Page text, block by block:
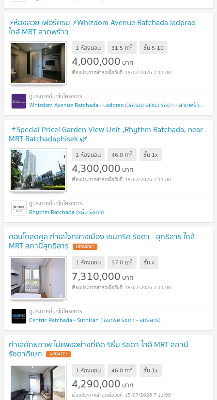
⚡ห้องสวย เฟอร์ครบ ⚡Whizdom Avenue Ratchada ladprao
ใกล้ MRT ลาดพร้าว
1 ห้องนอน 31.5 m2 ชั้น 5-10
4,000,000 บาท
15/07/2026 7:11:00
Whizdom Avenue Ratchada - Ladprao (วิซดอม อเวนิว รัชดา - ลาดพร้าว)
📌Special Price! Garden View Unit ,Rhythm Ratchada, near
MRT Ratchadaphisek 🌿
1 ห้องนอน 46.0 m2 ชั้น 1x
4,300,000 บาท
15/07/2026 7:11:00
Rhythm Ratchada (ริธึ่ม รัชดา)
คอนโดสุดคูล ทำเลใจกลางเมือง เซนทริค รัชดา - สุทธิสาร ใกล้
MRT สถานีสุทธิสาร UPDATE !
1 ห้องนอน 57.0 m2 ชั้นx
7,310,000 บาท
15/07/2026 7:11:00
Centric Ratchada - Suthisan (เซ็นทริค รัชดา - สุทธิสาร)
ทำเลศักยภาพ ไม่แพงอย่างที่คิด ริธึ่ม รัชดา ใกล้ MRT สถานี
รัชดาภิเษก UPDATE !
1 ห้องนอน 46.0 m2 ชั้น 1x
4,290,000 บาท
15/07/2026 7:11:00